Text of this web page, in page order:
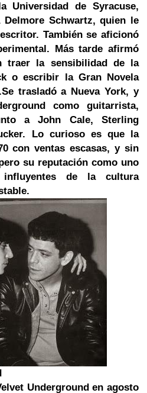
Universidad de Syracuse,
Schwartz, quien le
También se aficionó
Más tarde afirmó
traer la sensibilidad de la
o escribir la Gran Novela
Se trasladó a Nueva York, y
como guitarrista,
a John Cale, Sterling
Lo curioso es que la
con ventas escasas, y sin
su reputación como uno
de la cultura
Underground en agosto